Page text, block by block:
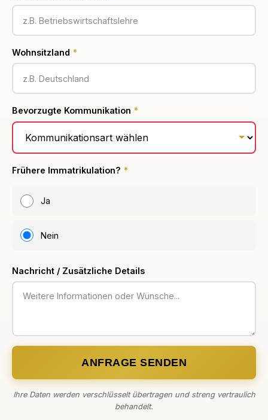
Wohnsitzland *
Bevorzugte Kommunikation *
Frühere Immatrikulation? *
Ja
Nein
Nachricht / Zusätzliche Details
ANFRAGE SENDEN
Ihre Daten werden verschlüsselt übertragen und streng vertraulich
behandelt.